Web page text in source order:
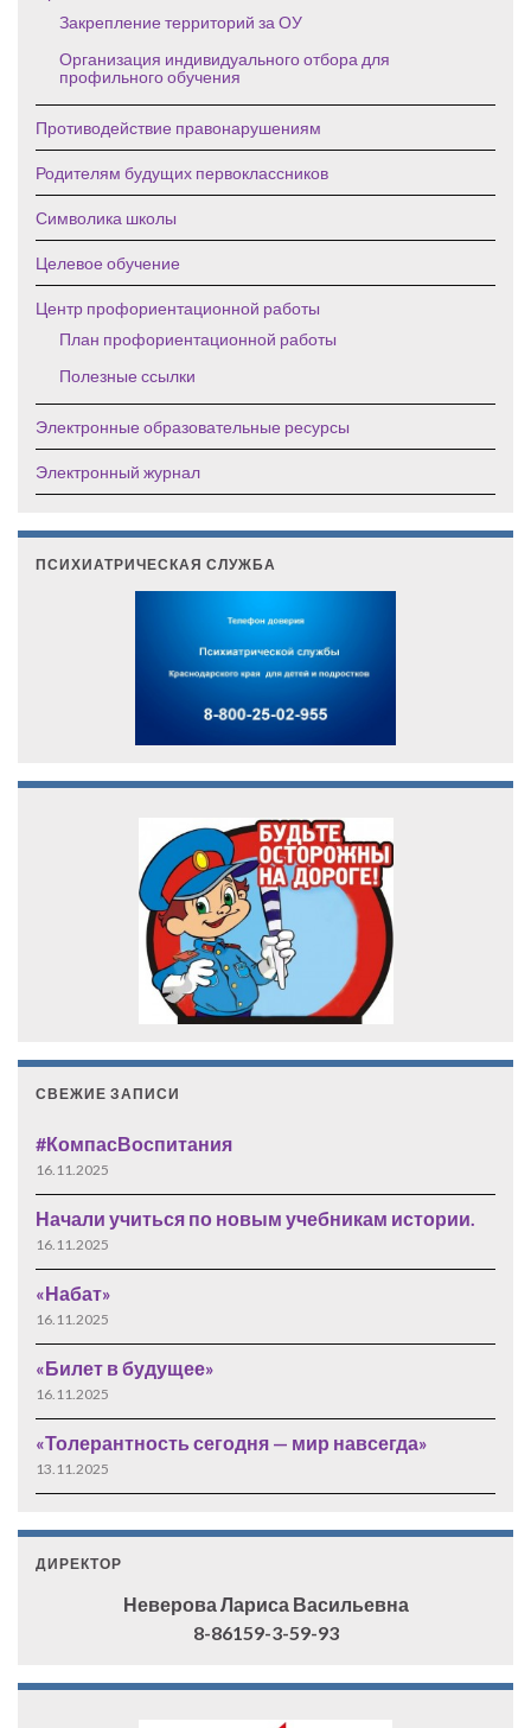
Закрепление территорий за ОУ
Организация индивидуального отбора для
профильного обучения
Противодействие правонарушениям
Родителям будущих первоклассников
Символика школы
Целевое обучение
Центр профориентационной работы
План профориентационной работы
Полезные ссылки
Электронные образовательные ресурсы
Электронный журнал
ПСИХИАТРИЧЕСКАЯ СЛУЖБА
СВЕЖИЕ ЗАПИСИ
#КомпасВоспитания
16.11.2025
Начали учиться по новым учебникам истории.
16.11.2025
«Набат»
16.11.2025
«Билет в будущее»
16.11.2025
«Толерантность сегодня — мир навсегда»
13.11.2025
ДИРЕКТОР
Неверова Лариса Васильевна
8-86159-3-59-93